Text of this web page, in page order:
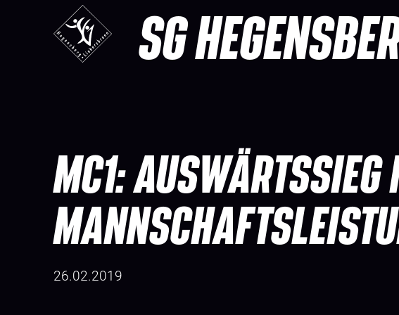
SG
MC1: AUSWÄRTSSIEG
26.02.2019